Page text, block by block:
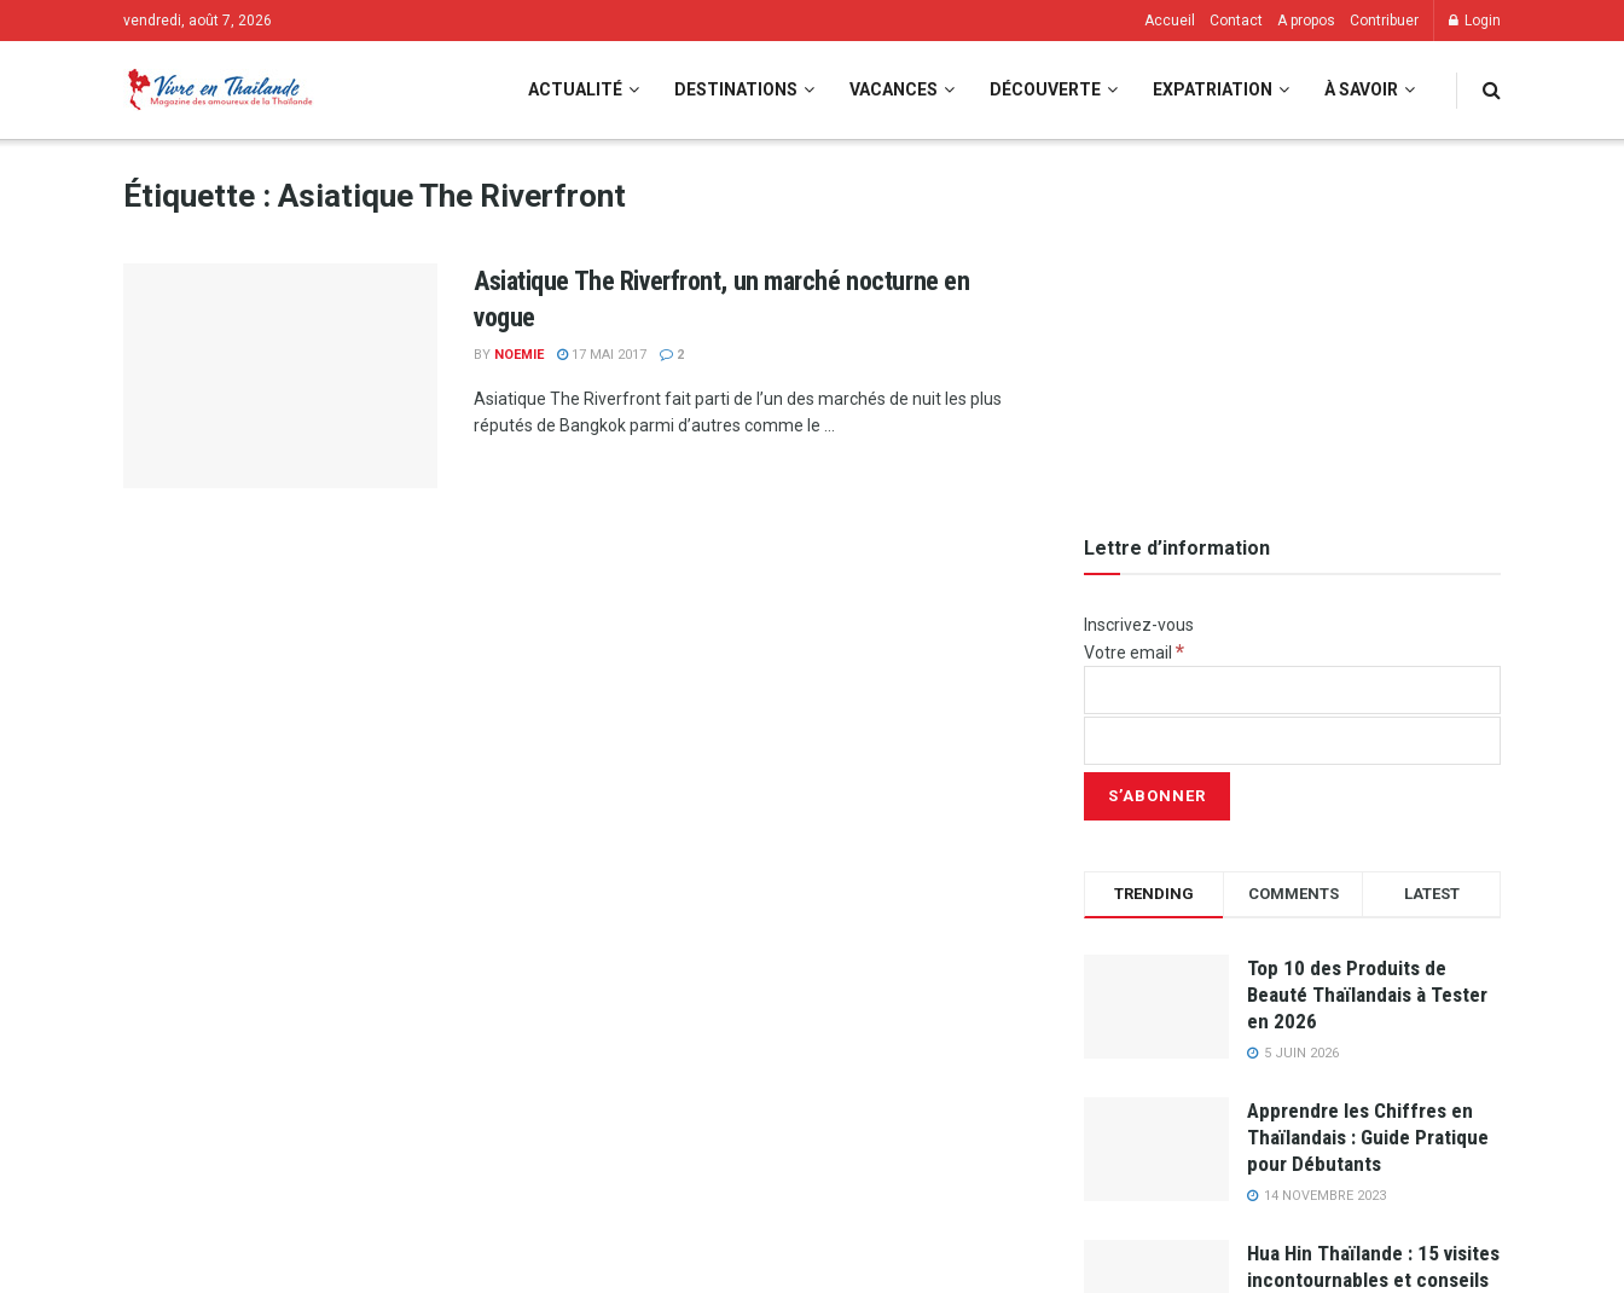
vendredi, août 7, 2026 Accueil Contact A propos Contribuer Login
ACTUALITÉ DESTINATIONS VACANCES DÉCOUVERTE EXPATRIATION À SAVOIR
Étiquette : Asiatique The Riverfront
Asiatique The Riverfront, un marché nocturne en
vogue
BY NOEMIE 17 MAI 2017 2
Asiatique The Riverfront fait parti de l’un des marchés de nuit les plus
réputés de Bangkok parmi d’autres comme le ...
Lettre d’information
Inscrivez-vous
Votre email *
TRENDING COMMENTS LATEST
Top 10 des Produits de
Beauté Thaïlandais à Tester
en 2026
5 JUIN 2026
Apprendre les Chiffres en
Thaïlandais : Guide Pratique
pour Débutants
14 NOVEMBRE 2023
Hua Hin Thaïlande : 15 visites
incontournables et conseils